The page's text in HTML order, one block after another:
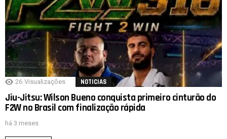
26 Visualizações NOTICIAS
Jiu-Jitsu: Wilson Bueno conquista primeiro cinturão do
F2W no Brasil com finalização rápida
há 3 meses